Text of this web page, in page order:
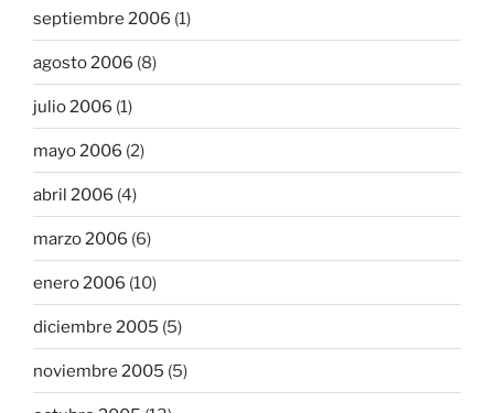
septiembre 2006 (1)
agosto 2006 (8)
julio 2006 (1)
mayo 2006 (2)
abril 2006 (4)
marzo 2006 (6)
enero 2006 (10)
diciembre 2005 (5)
noviembre 2005 (5)